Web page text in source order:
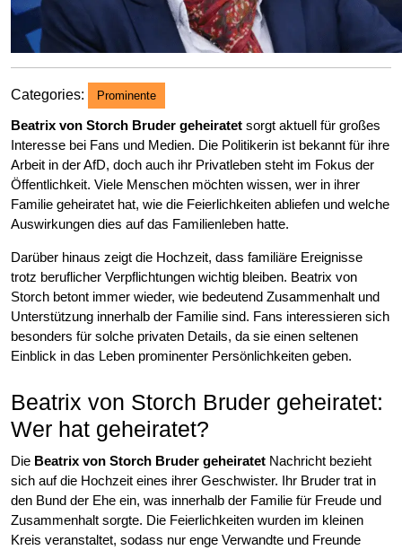
Categories: Prominente
Beatrix von Storch Bruder geheiratet sorgt aktuell für großes
Interesse bei Fans und Medien. Die Politikerin ist bekannt für ihre
Arbeit in der AfD, doch auch ihr Privatleben steht im Fokus der
Öffentlichkeit. Viele Menschen möchten wissen, wer in ihrer
Familie geheiratet hat, wie die Feierlichkeiten abliefen und welche
Auswirkungen dies auf das Familienleben hatte.
Darüber hinaus zeigt die Hochzeit, dass familiäre Ereignisse
trotz beruflicher Verpflichtungen wichtig bleiben. Beatrix von
Storch betont immer wieder, wie bedeutend Zusammenhalt und
Unterstützung innerhalb der Familie sind. Fans interessieren sich
besonders für solche privaten Details, da sie einen seltenen
Einblick in das Leben prominenter Persönlichkeiten geben.
Beatrix von Storch Bruder geheiratet:
Wer hat geheiratet?
Die Beatrix von Storch Bruder geheiratet Nachricht bezieht
sich auf die Hochzeit eines ihrer Geschwister. Ihr Bruder trat in
den Bund der Ehe ein, was innerhalb der Familie für Freude und
Zusammenhalt sorgte. Die Feierlichkeiten wurden im kleinen
Kreis veranstaltet, sodass nur enge Verwandte und Freunde